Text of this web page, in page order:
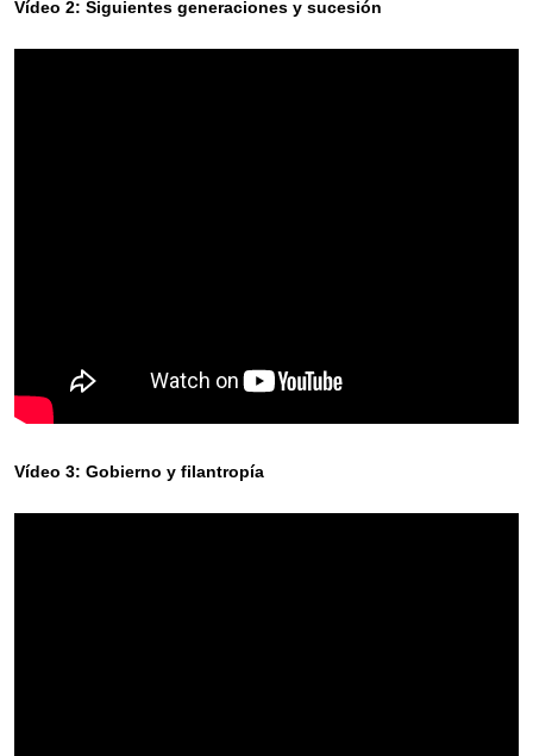
Vídeo 2: Siguientes generaciones y sucesión
Vídeo 3: Gobierno y filantropía